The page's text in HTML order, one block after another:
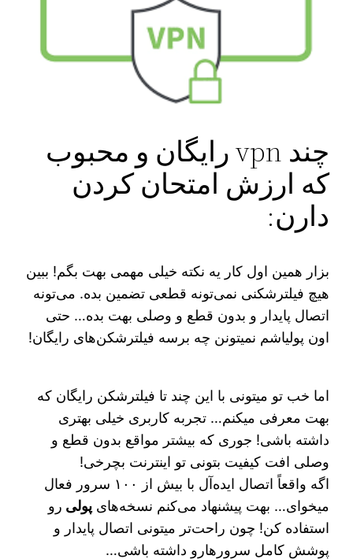
چند vpn رایگان و محبوب
که ارزش امتحان کردن
دارن:
بزار همین اول کار یه نکته خیلی مهمی بهت بگم! ببین
هیچ فیلترشکنی نمی‌تونه قطعی تضمین بده. می‌تونه
اتصال پایدار و بدون قطع و وصلی بهت بده… حتی
اون پولیاشم نمیتونن چه برسه فیلترشکن‌های رایگان!
اما خب تو میتونی با این چند تا فیلترشکن رایگان که
بهت معرفی میکنم… تجربه کاربری خیلی بهتری
داشته باشی! جوری که بیشتر مواقع بدون قطع و
وصلی افت کیفیت بتونی تو اینترنت بچرخی!
اگه واقعاً اتصال ایده‌آل با بیش از ۱۰۰ سرور فعال
میخوای… بهت پیشنهاد می‌کنم نسخه‌هایپولی رو
استفاده کن! چون راحت‌تر میتونی اتصال پایدار و
پوشش کامل سرورهارو داشته باشی…